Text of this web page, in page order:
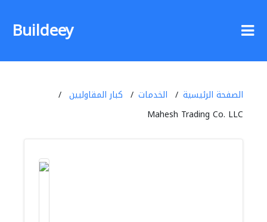
Buildeey
الصفحة الرئيسية الخدمات
كبار المقاوليين
Mahesh Trading Co. LLC